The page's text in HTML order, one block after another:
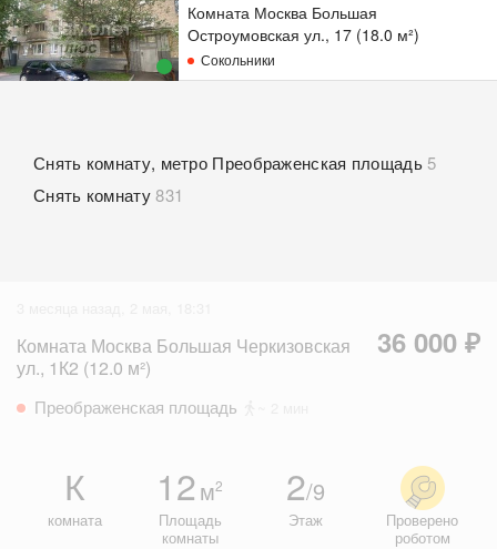
Комната Москва Большая
Остроумовская ул., 17 (18.0 м²)
Сокольники
Снять комнату, метро Преображенская площадь 5
Снять комнату 831
Комната Москва Большая Черкизовская
ул., 1К2 (12.0 м²)
36 000 ₽
Преображенская площадь
К
комната
12 м2
Площадь
комнаты
2/9
Этаж
Проверено
роботом